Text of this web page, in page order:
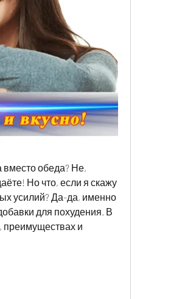
вместо обеда? Не,
Но что, если я скажу
усилий? Да-да, именно
для похудения. В
преимуществах и